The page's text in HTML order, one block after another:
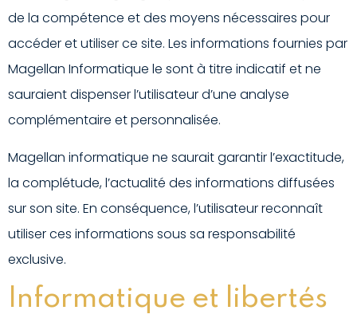
de la compétence et des moyens nécessaires pour
accéder et utiliser ce site. Les informations fournies par
Magellan Informatique le sont à titre indicatif et ne
sauraient dispenser l’utilisateur d’une analyse
complémentaire et personnalisée.
Magellan informatique ne saurait garantir l’exactitude,
la complétude, l’actualité des informations diffusées
sur son site. En conséquence, l’utilisateur reconnaît
utiliser ces informations sous sa responsabilité
exclusive.
Informatique et libertés